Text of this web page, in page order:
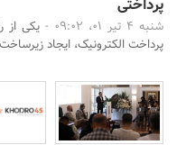
پرداختی
شنبه 4 تیر 01، 09:02 -
یکی از
پرداخت‌ الکترونیک، ایجاد